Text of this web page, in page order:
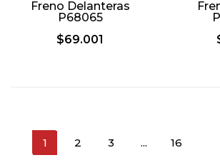
Freno Delanteras
P68065
$69.001
1 2 3 ... 16